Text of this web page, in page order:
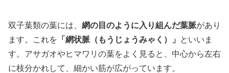
双子葉類の葉には、 網の目のように入り組んだ葉脈があり
ます。これを 「網状脈（もうじょうみゃく）」
といいま
す。アサガオやヒマワリの葉をよく見ると、中心から左右
に枝分かれして、細かい筋が広がっています。